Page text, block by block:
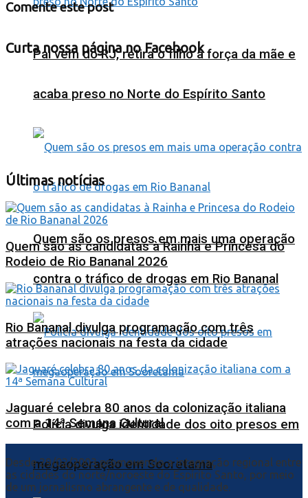
Pai vem do RJ, retira o filho à força da mãe e
acaba preso no Norte do Espírito Santo
Quem são os presos em mais uma operação
contra o tráfico de drogas em Rio Bananal
Polícia divulga identidade dos oito presos em
megaoperação em Sooretama
Comente este post
Curta nossa página no Facebook
Últimas notícias
Quem são as candidatas à Rainha e Princesa do
Rodeio de Rio Bananal 2026
Rio Bananal divulga programação com três
atrações nacionais na festa da cidade
Jaguaré celebra 80 anos da colonização italiana
com a 14ª Semana Cultural
Desde 29/02/2003 promovendo a integração regional entre
as cidades do norte/noroeste do Espírito Santo, por meio
de um jornalismo abrangente e de qualidade.